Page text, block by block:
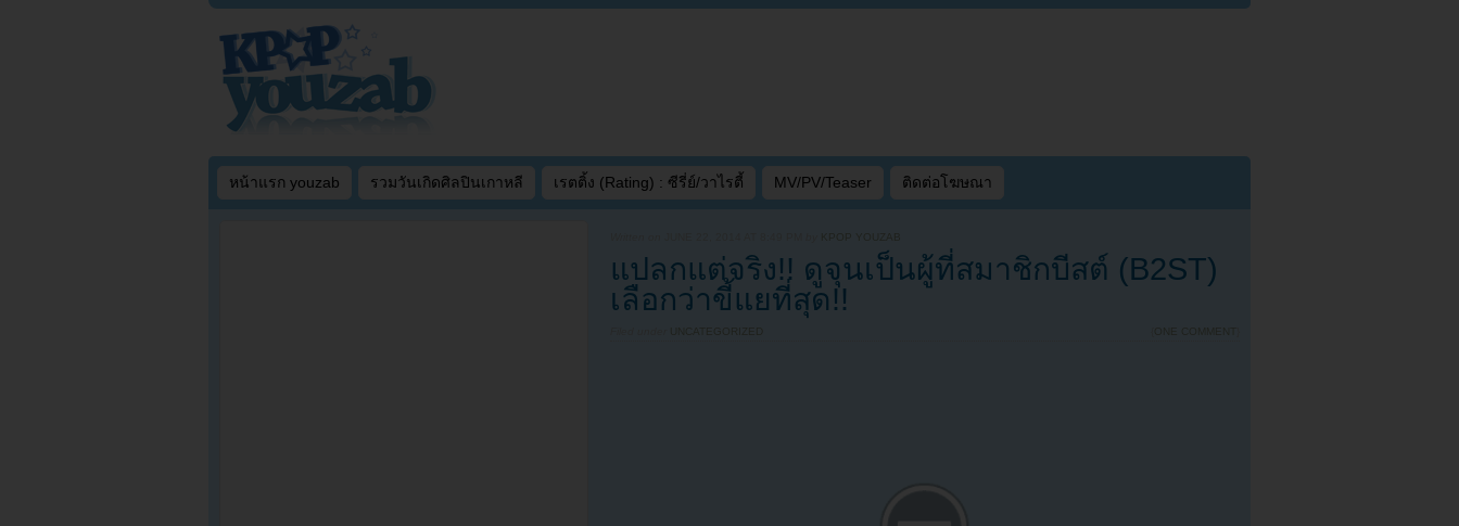
หน้าแรก youzab รวมวันเกิดศิลปินเกาหลี เรตติ้ง (Rating) : ซีรี่ย์/วาไรตี้ MV/PV/Teaser ติดต่อโฆษณา
KPOP YOUZAB
แปลกแต่จริง!! ดูจุนเป็นผู้ที่สมาชิกบีสต์ (B2ST)
เลือกว่าขี้แยที่สุด!!
UNCATEGORIZED ONE COMMENT